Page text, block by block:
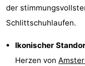
der
Schlittschuhlaufen.
Ikonischer
Herzen von